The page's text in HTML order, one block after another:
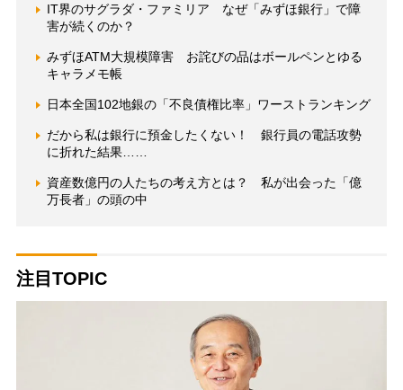
IT界のサグラダ・ファミリア なぜ「みずほ銀行」で障
害が続くのか？
みずほATM大規模障害 お詫びの品はボールペンとゆる
キャラメモ帳
日本全国102地銀の「不良債権比率」ワーストランキング
だから私は銀行に預金したくない！ 銀行員の電話攻勢
に折れた結果……
資産数億円の人たちの考え方とは？ 私が出会った「億
万長者」の頭の中
注目TOPIC